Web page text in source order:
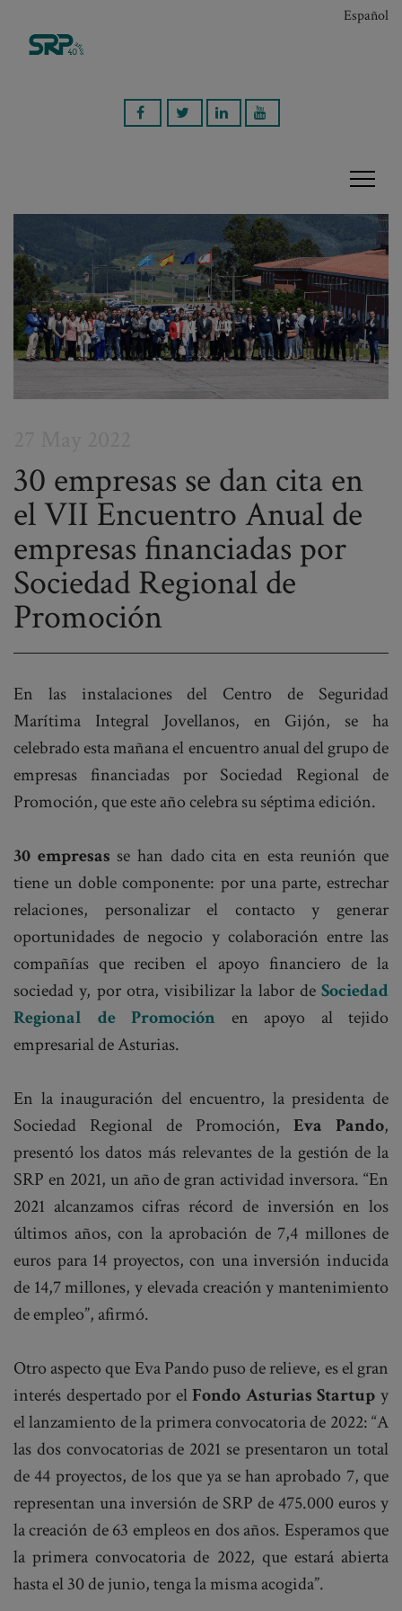
30 empresas se dan cita en
el VII Encuentro Anual de
empresas financiadas por
Sociedad Regional de
Promoción
En las instalaciones del Centro de Seguridad
Marítima Integral Jovellanos, en Gijón, se ha
celebrado esta mañana el encuentro anual del grupo de
empresas financiadas por Sociedad Regional de
Promoción, que este año celebra su séptima edición.
30 empresas se han dado cita en esta reunión que
tiene un doble componente: por una parte, estrechar
relaciones, personalizar el contacto y generar
oportunidades de negocio y colaboración entre las
compañías que reciben el apoyo financiero de la
sociedad y, por otra, visibilizar la labor de Sociedad
Regional de Promoción en apoyo al tejido
empresarial de Asturias.
En la inauguración del encuentro, la presidenta de
Sociedad Regional de Promoción, Eva Pando,
presentó los datos más relevantes de la gestión de la
SRP en 2021, un año de gran actividad inversora. “En
2021 alcanzamos cifras récord de inversión en los
últimos años, con la aprobación de 7,4 millones de
euros para 14 proyectos, con una inversión inducida
de 14,7 millones, y elevada creación y mantenimiento
de empleo”, afirmó.
Otro aspecto que Eva Pando puso de relieve, es el gran
interés despertado por elFondo Asturias Startup y
el lanzamiento de la primera convocatoria de 2022: “A
las dos convocatorias de 2021 se presentaron un total
de 44 proyectos, de los que ya se han aprobado 7, que
representan una inversión de SRP de 475.000 euros y
la creación de 63 empleos en dos años. Esperamos que
la primera convocatoria de 2022, que estará abierta
hasta el 30 de junio, tenga la misma acogida”.
Post
navigation
Español